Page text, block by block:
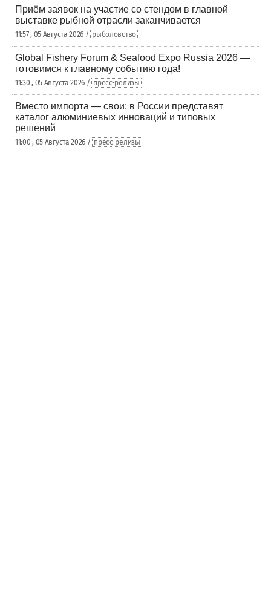
Приём заявок на участие со стендом в главной
выставке рыбной отрасли заканчивается
11:57 , 05 Августа 2026 / рыболовство
Global Fishery Forum & Seafood Expo Russia 2026 —
готовимся к главному событию года!
11:30 , 05 Августа 2026 / пресс-релизы
Вместо импорта — свои: в России представят
каталог алюминиевых инноваций и типовых
решений
11:00 , 05 Августа 2026 / пресс-релизы